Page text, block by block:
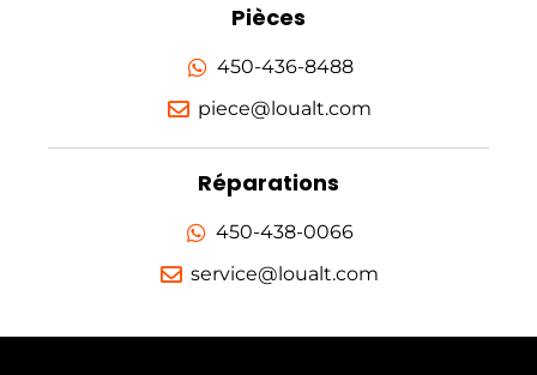
Pièces
450-436-8488
piece@loualt.com
Réparations
450-438-0066
service@loualt.com